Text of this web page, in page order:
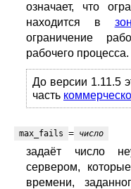
означает, что
находится в
ограничение
рабочего процесса.
До версии 1.11.5
часть
max_fails = число
задаёт число
сервером,
времени,